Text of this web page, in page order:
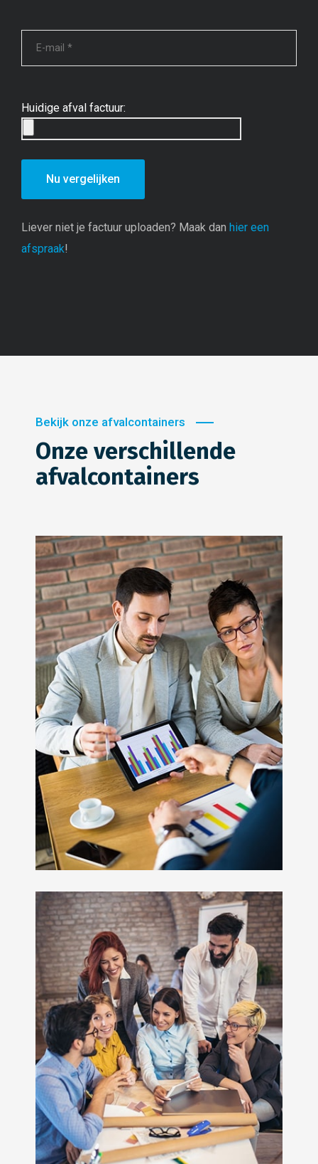
Huidige afval factuur:
Liever niet je factuur uploaden? Maak dan hier een
afspraak!
Bekijk onze afvalcontainers
Onze verschillende
afvalcontainers
Papier